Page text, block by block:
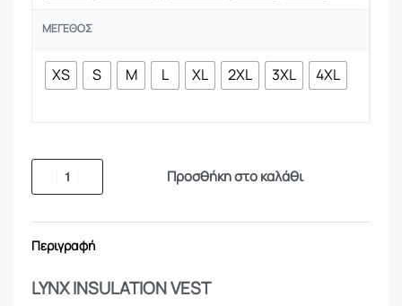
ΜΈΓΕΘΟΣ
XS S M L XL 2XL 3XL 4XL
Προσθήκη στο καλάθι
Περιγραφή
LYNX INSULATION VEST